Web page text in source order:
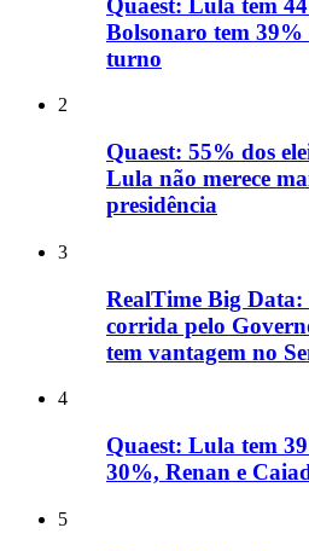
Bolsonaro tem 39%
turno
2
Quaest: 55% dos
Lula não merece
presidência
3
RealTime Big
corrida pelo
tem vantagem no
4
Quaest: Lula tem
30%, Renan e
5